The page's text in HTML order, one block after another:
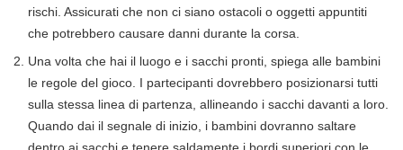
rischi. Assicurati che non ci siano ostacoli o oggetti appuntiti
che potrebbero causare danni durante la corsa.
Una volta che hai il luogo e i sacchi pronti, spiega alle bambini
le regole del gioco. I partecipanti dovrebbero posizionarsi tutti
sulla stessa linea di partenza, allineando i sacchi davanti a loro.
Quando dai il segnale di inizio, i bambini dovranno saltare